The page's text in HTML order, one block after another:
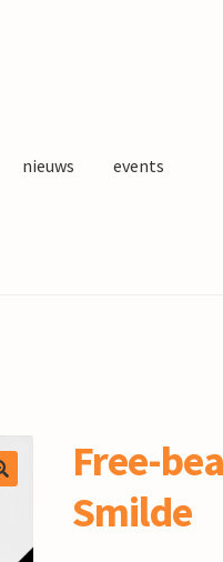
nieuws events
Free-
Smilde